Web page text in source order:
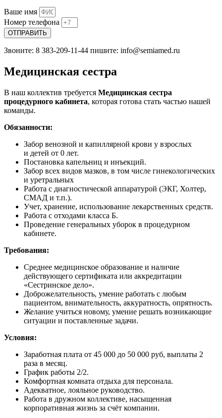
Ваше имя
Номер телефона
ОТПРАВИТЬ
Звоните: 8 383-209-11-44 пишите: info@semiamed.ru
Медицинская сестра
В наш коллектив требуется Медицинская сестра
процедурного кабинета, которая готова стать частью нашей
команды.
Обязанности:
Забор венозной и капиллярной крови у взрослых
и детей от 0 лет.
Постановка капельниц и инъекций.
Забор всех видов мазков, в том числе гинекологических
и уретральных
Работа с диагностической аппаратурой (ЭКГ, Холтер,
СМАД и т.п.).
Учет, хранение, использование лекарственных средств.
Работа с отходами класса Б.
Проведение генеральных уборок в процедурном
кабинете.
Требования:
Среднее медицинское образование и наличие
действующего сертификата или аккредитации
«Сестринское дело».
Доброжелательность, умение работать с любым
пациентом, внимательность, аккуратность, опрятность.
Желание учиться новому, умение решать возникающие
ситуации и поставленные задачи.
Условия:
Заработная плата от 45 000 до 50 000 руб, выплаты 2
раза в месяц.
График работы 2/2.
Комфортная комната отдыха для персонала.
Адекватное, лояльное руководство.
Работа в дружном коллективе, насыщенная
корпоративная жизнь за счёт компании.